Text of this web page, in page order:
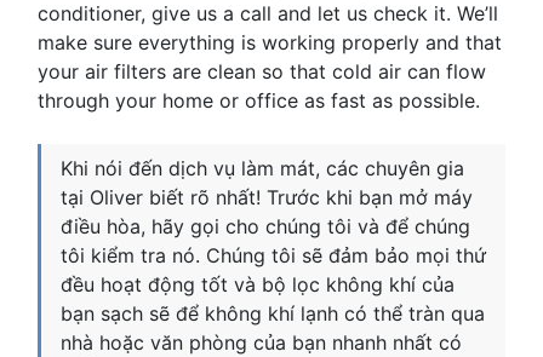
conditioner, give us a call and let us check it. We’ll
make sure everything is working properly and that
your air filters are clean so that cold air can flow
through your home or office as fast as possible.
Khi nói đến dịch vụ làm mát, các chuyên gia
tại Oliver biết rõ nhất! Trước khi bạn mở máy
điều hòa, hãy gọi cho chúng tôi và để chúng
tôi kiểm tra nó. Chúng tôi sẽ đảm bảo mọi thứ
đều hoạt động tốt và bộ lọc không khí của
bạn sạch sẽ để không khí lạnh có thể tràn qua
nhà hoặc văn phòng của bạn nhanh nhất có